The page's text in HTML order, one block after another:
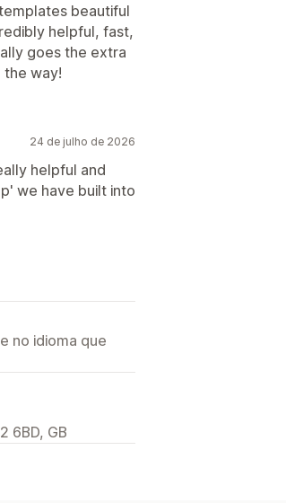
beautiful
helpful, fast,
goes the extra
the way!
24 de julho de 2026
helpful and
we have built into
no idioma que
6BD, GB